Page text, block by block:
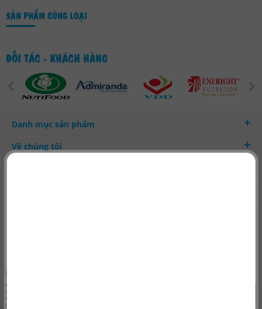
SẢN PHẨM CÙNG LOẠI
ĐỐI TÁC - KHÁCH HÀNG
Danh mục sản phẩm
Về chúng tôi
ĐĂNG KÝ NHẬN